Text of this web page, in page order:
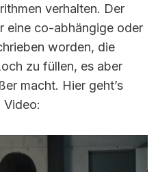
verhalten. Der
eine co-abhängige oder
worden, die
zu füllen, es aber
macht. Hier geht’s
Video: